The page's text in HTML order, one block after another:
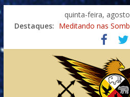
quinta-feira,
Destaques: Meditando nas
Autosuficiência: A
Xamanismo Universal
Totens – Caminho
Imaginação na Cura